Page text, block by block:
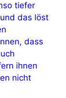
tiefer
das löst
dass
ihnen
nicht